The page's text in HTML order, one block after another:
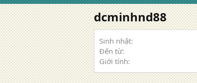
dcminhnd88
Sinh nhật
Đến từ
Giới tính